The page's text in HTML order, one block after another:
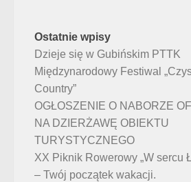
Ostatnie wpisy
Dzieje się w Gubińskim PTTK
Międzynarodowy Festiwal
Country”
OGŁOSZENIE O NABORZE
NA DZIERŻAWĘ OBIEKTU
TURYSTYCZNEGO
XX Piknik Rowerowy „W sercu
– Twój początek wakacji.